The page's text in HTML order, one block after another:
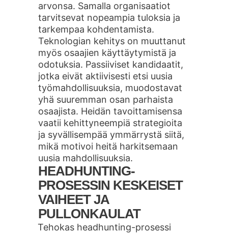
arvonsa. Samalla organisaatiot
tarvitsevat nopeampia tuloksia ja
tarkempaa kohdentamista.
Teknologian kehitys on muuttanut
myös osaajien käyttäytymistä ja
odotuksia. Passiiviset kandidaatit,
jotka eivät aktiivisesti etsi uusia
työmahdollisuuksia, muodostavat
yhä suuremman osan parhaista
osaajista. Heidän tavoittamisensa
vaatii kehittyneempiä strategioita
ja syvällisempää ymmärrystä siitä,
mikä motivoi heitä harkitsemaan
uusia mahdollisuuksia.
HEADHUNTING-
PROSESSIN KESKEISET
VAIHEET JA
PULLONKAULAT
Tehokas headhunting-prosessi